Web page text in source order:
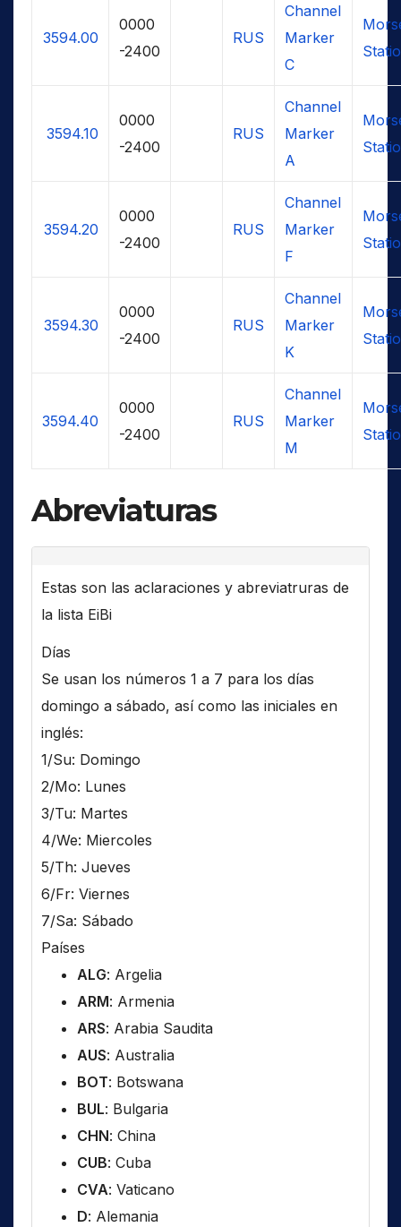
3594.00
0000
-2400
RUS
Channel
Marker
C
3594.10
0000
-2400
RUS
Channel
Marker
A
3594.20
0000
-2400
RUS
Channel
Marker
F
3594.30
0000
-2400
RUS
Channel
Marker
K
3594.40
0000
-2400
RUS
Channel
Marker
M
Abreviaturas
Estas son las aclaraciones y abreviatruras de
la lista EiBi
Días
Se usan los números 1 a 7 para los días
domingo a sábado, así como las iniciales en
inglés:
1/Su: Domingo
2/Mo: Lunes
3/Tu: Martes
4/We: Miercoles
5/Th: Jueves
6/Fr: Viernes
7/Sa: Sábado
Países
ALG: Argelia
ARM: Armenia
ARS: Arabia Saudita
AUS: Australia
BOT: Botswana
BUL: Bulgaria
CHN: China
CUB: Cuba
CVA: Vaticano
D: Alemania